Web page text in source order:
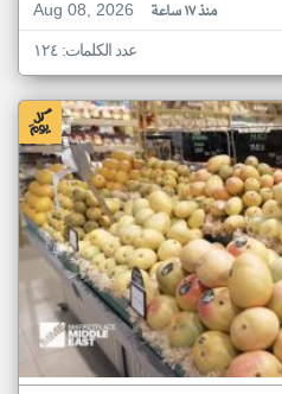
Aug 08, 2026
منذ ١٧ ساعة
عدد الكلمات: ١٢٤